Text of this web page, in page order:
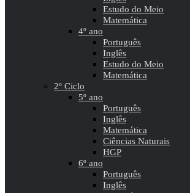
Estudo do Meio
Matemática
4º ano
Português
Inglês
Estudo do Meio
Matemática
2º Ciclo
5º ano
Português
Inglês
Matemática
Ciências Naturais
HGP
6º ano
Português
Inglês